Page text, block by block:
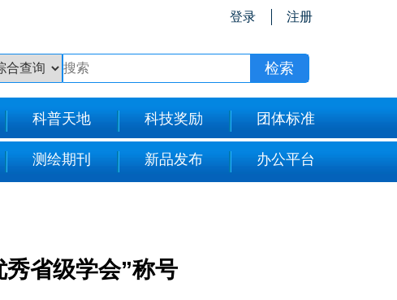
登录 注册
科普天地 科技奖励 团体标准
测绘期刊 新品发布 办公平台
省级学会”称号